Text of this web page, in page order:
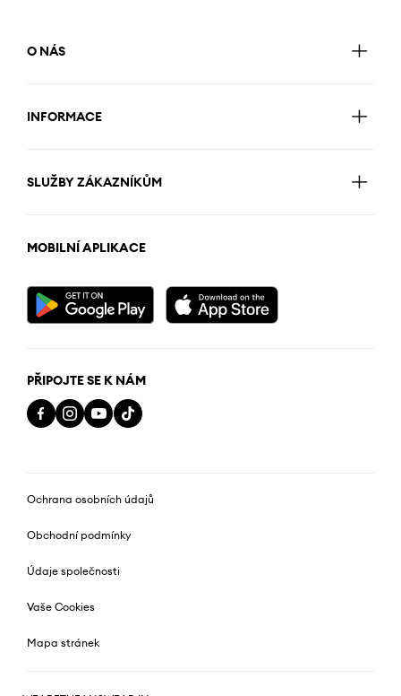
O NÁS
INFORMACE
SLUŽBY ZÁKAZNÍKŮM
MOBILNÍ APLIKACE
PŘIPOJTE SE K NÁM
Ochrana osobních údajů
Obchodní podmínky
Údaje společnosti
Vaše Cookies
Mapa stránek